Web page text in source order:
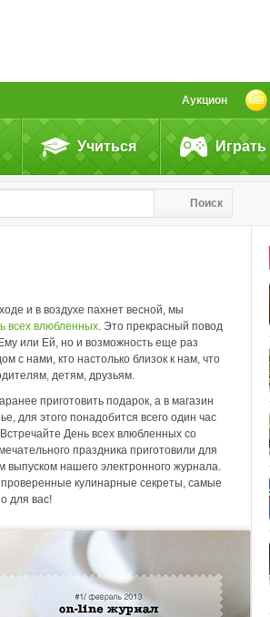
Аукцион
Учиться Играть
Поиск
и в воздухе пахнет весной, мы
всех влюбленных. Это прекрасный повод
или Ей, но и возможность еще раз
с нами, кто настолько близок к нам, что
детям, друзьям.
приготовить подарок, а в магазин
для этого понадобится всего один час
День всех влюбленных со
праздника приготовили для
выпуском нашего электронного журнала.
кулинарные секреты, самые
для вас!